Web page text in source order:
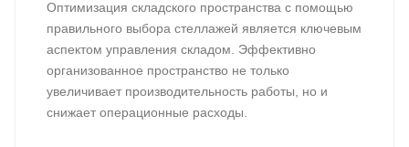
Оптимизация складского пространства с помощью
правильного выбора стеллажей является ключевым
аспектом управления складом. Эффективно
организованное пространство не только
увеличивает производительность работы, но и
снижает операционные расходы.